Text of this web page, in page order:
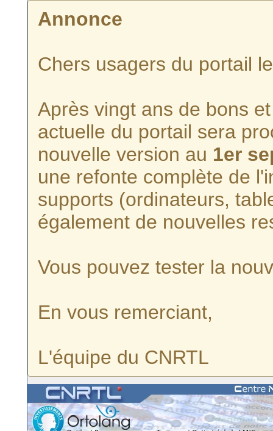
Annonce
Chers usagers du portail
Après vingt ans de bons
actuelle du portail sera
nouvelle version au 1er
une refonte complète de
supports (ordinateurs,
également de nouvelles
Vous pouvez tester la
En vous remerciant,
L'équipe du CNRTL